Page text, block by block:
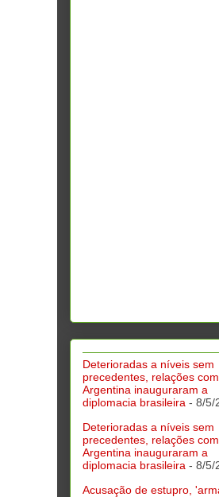
Deterioradas a níveis sem
precedentes, relações
Argentina inauguraram a
diplomacia brasileira - 8/5/
Deterioradas a níveis sem
precedentes, relações
Argentina inauguraram a
diplomacia brasileira - 8/5/
Acusação de estupro,